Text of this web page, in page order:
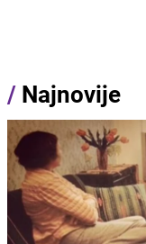
/ Najnovije